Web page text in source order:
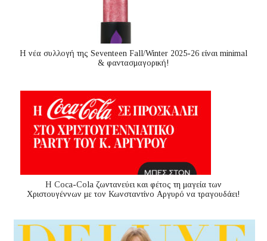
Η νέα συλλογή της Seventeen Fall/Winter 2025-26 είναι minimal
& φαντασμαγορική!
Η Coca-Cola ζωντανεύει και φέτος τη μαγεία των
Χριστουγέννων με τον Κωνσταντίνο Αργυρό να τραγουδάει!